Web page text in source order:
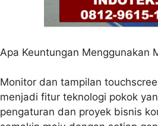
Apa Keuntungan Menggunakan
Monitor dan tampilan
menjadi fitur teknologi pokok
pengaturan dan proyek bisnis